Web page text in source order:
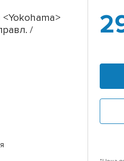
/